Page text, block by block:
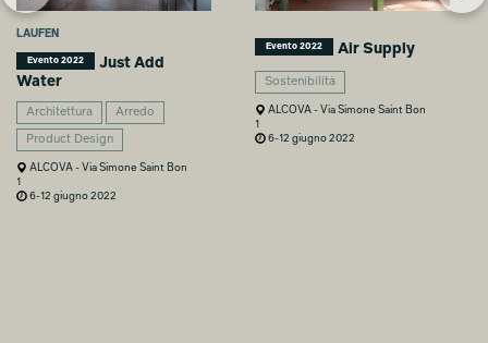
LAUFEN
Evento 2022
Just Add
Water
Architettura Arredo
Product Design
ALCOVA - Via Simone Saint Bon
1
6-12 giugno 2022
Evento 2022 Air Supply
Sostenibilità
ALCOVA - Via Simone Saint Bon
1
6-12 giugno 2022